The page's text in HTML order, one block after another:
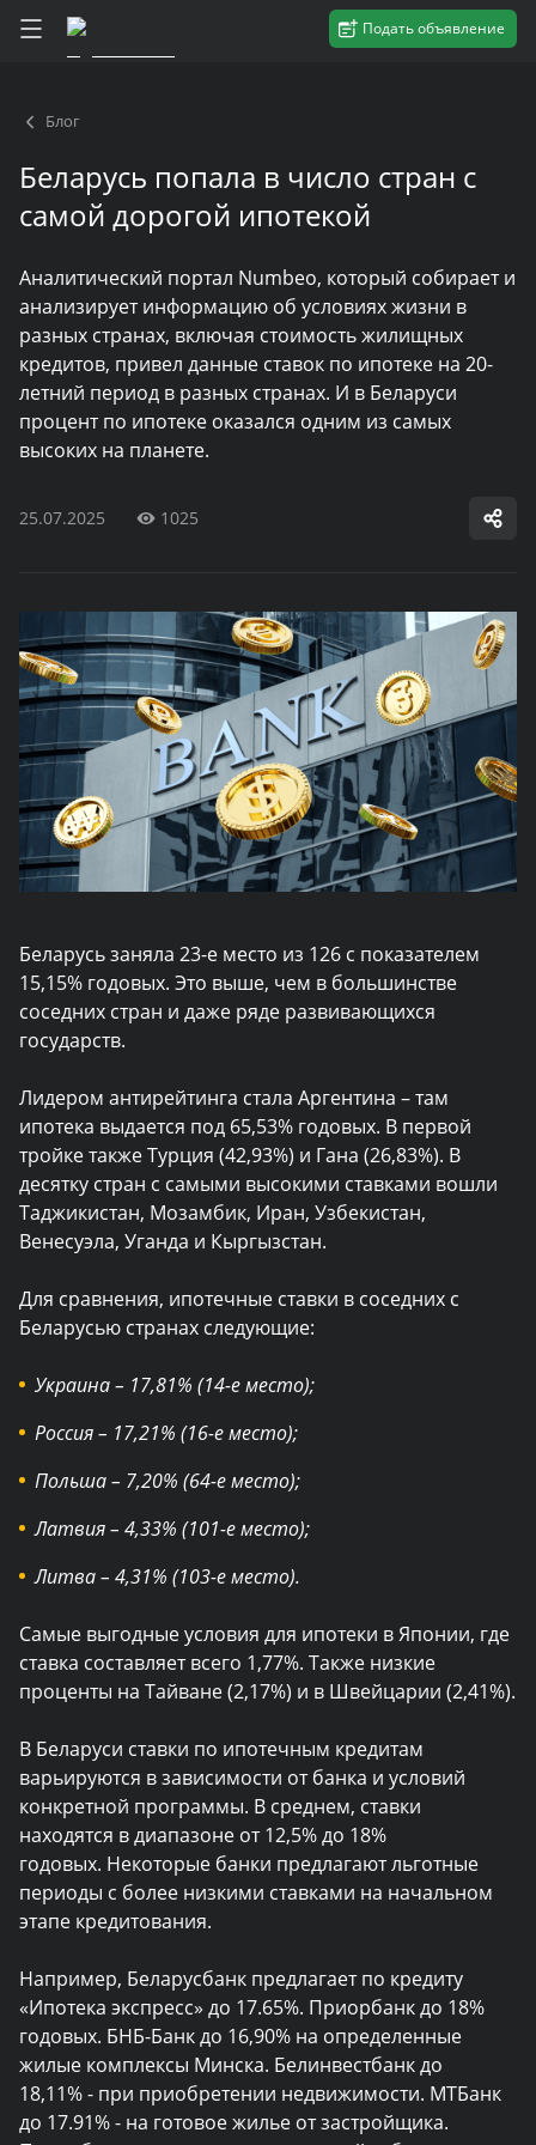
Подать объявление
Блог
Беларусь попала в число стран с
самой дорогой ипотекой
Аналитический портал Numbeo, который собирает и
анализирует информацию об условиях жизни в
разных странах, включая стоимость жилищных
кредитов, привел данные ставок по ипотеке на 20-
летний период в разных странах. И в Беларуси
процент по ипотеке оказался одним из самых
высоких на планете.
25.07.2025 1025
Беларусь заняла 23-е место из 126 с показателем
15,15% годовых. Это выше, чем в большинстве
соседних стран и даже ряде развивающихся
государств.
Лидером антирейтинга стала Аргентина – там
ипотека выдается под 65,53% годовых. В первой
тройке также Турция (42,93%) и Гана (26,83%). В
десятку стран с самыми высокими ставками вошли
Таджикистан, Мозамбик, Иран, Узбекистан,
Венесуэла, Уганда и Кыргызстан.
Для сравнения, ипотечные ставки в соседних с
Беларусью странах следующие:
Украина – 17,81% (14-е место);
Россия – 17,21% (16-е место);
Польша – 7,20% (64-е место);
Латвия – 4,33% (101-е место);
Литва – 4,31% (103-е место).
Cамые выгодные условия для ипотеки в Японии, где
ставка составляет всего 1,77%. Также низкие
проценты на Тайване (2,17%) и в Швейцарии (2,41%).
В Беларуси ставки по ипотечным кредитам
варьируются в зависимости от банка и условий
конкретной программы. В среднем, ставки
находятся в диапазоне от 12,5% до 18%
годовых. Некоторые банки предлагают льготные
периоды с более низкими ставками на начальном
этапе кредитования.
Например, Беларусбанк предлагает по кредиту
«Ипотека экспресс» до 17.65%. Приорбанк до 18%
годовых. БНБ-Банк до 16,90% на определенные
жилые комплексы Минска. Белинвестбанк до
18,11% - при приобретении недвижимости. МТБанк
до 17.91% - на готовое жилье от застройщика.